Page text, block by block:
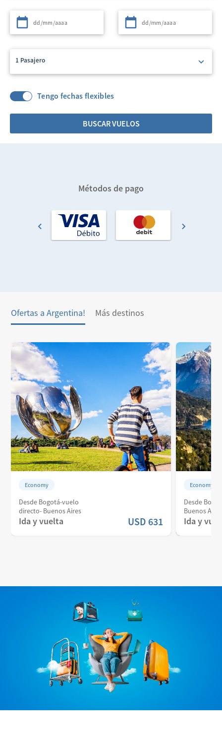
Partida Regreso
1 Pasajero
Tengo fechas flexibles
BUSCAR VUELOS
Métodos de pago
Ofertas a Argentina! Más destinos
Economy
Desde Bogotá-vuelo
directo- Buenos Aires
Ida y vuelta USD 631
Economy
Desde
Buenos
Ida y